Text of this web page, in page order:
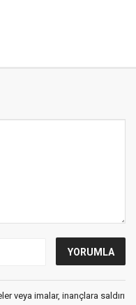
veya imalar, inançlara saldırı